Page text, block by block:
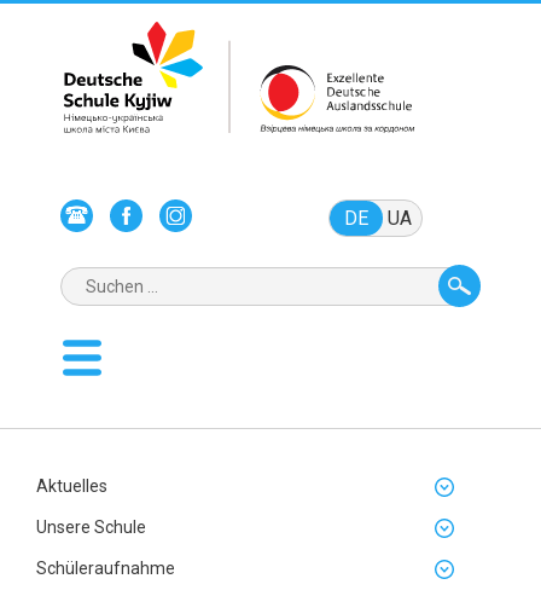
DE UA
Aktuelles
Unsere Schule
Schüleraufnahme